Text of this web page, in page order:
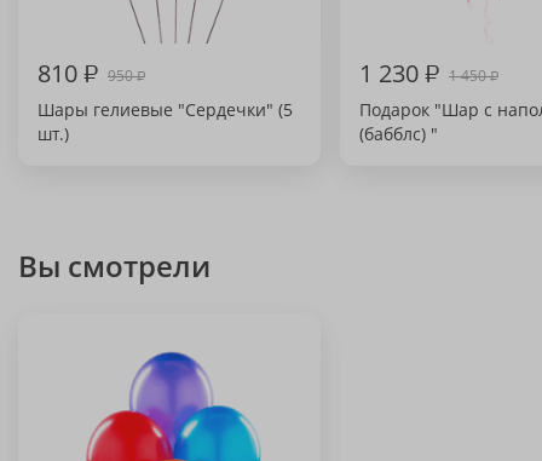
810₽ 950₽
Шары гелиевые "Сердечки" (5
шт.)
1 230₽ 1 450₽
Подарок "Шар с
(бабблс) "
Вы смотрели